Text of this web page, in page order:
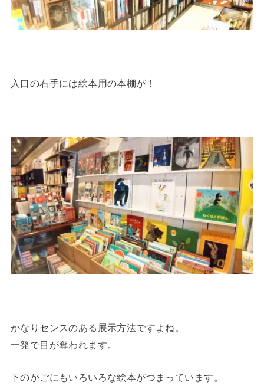
入口の右手には絵本用の本棚が！
かなりセンスのある展示方法ですよね。
一発で目が奪われます。
下のかごにもいろいろな絵本がつまっています。